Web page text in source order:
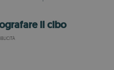
il cibo